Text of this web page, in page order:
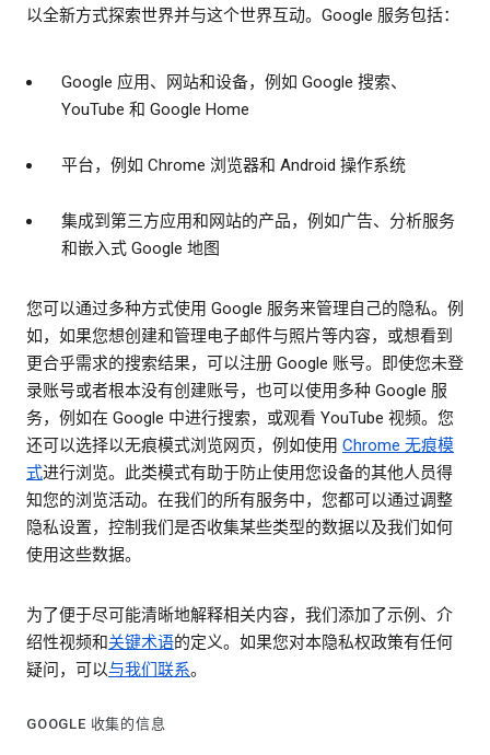
以全新方式探索世界并与这个世界互动。Google 服务包括：
Google 应用、网站和设备，例如 Google 搜索、
YouTube 和 Google Home
平台，例如 Chrome 浏览器和 Android 操作系统
集成到第三方应用和网站的产品，例如广告、分析服务
和嵌入式 Google 地图
您可以通过多种方式使用 Google 服务来管理自己的隐私。例
如，如果您想创建和管理电子邮件与照片等内容，或想看到
更合乎需求的搜索结果，可以注册 Google 账号。即使您未登
录账号或者根本没有创建账号，也可以使用多种 Google 服
务，例如在 Google 中进行搜索，或观看 YouTube 视频。您
还可以选择以无痕模式浏览网页，例如使用 Chrome 无痕模
式进行浏览。此类模式有助于防止使用您设备的其他人员得
知您的浏览活动。在我们的所有服务中，您都可以通过调整
隐私设置，控制我们是否收集某些类型的数据以及我们如何
使用这些数据。
为了便于尽可能清晰地解释相关内容，我们添加了示例、介
绍性视频和关键术语的定义。如果您对本隐私权政策有任何
疑问，可以与我们联系。
GOOGLE 收集的信息